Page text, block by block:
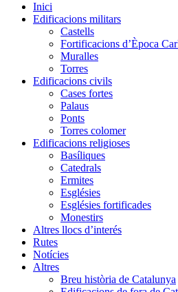
Inici
Edificacions militars
Castells
Fortificacions d’Època
Muralles
Torres
Edificacions civils
Cases fortes
Palaus
Ponts
Torres colomer
Edificacions religioses
Basíliques
Catedrals
Ermites
Esglésies
Esglésies fortificades
Monestirs
Altres llocs d’interés
Rutes
Notícies
Altres
Breu història de Catalunya